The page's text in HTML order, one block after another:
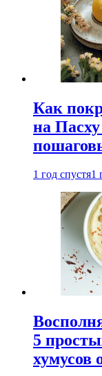
Как
на
1 год спустя1
5
хумусов